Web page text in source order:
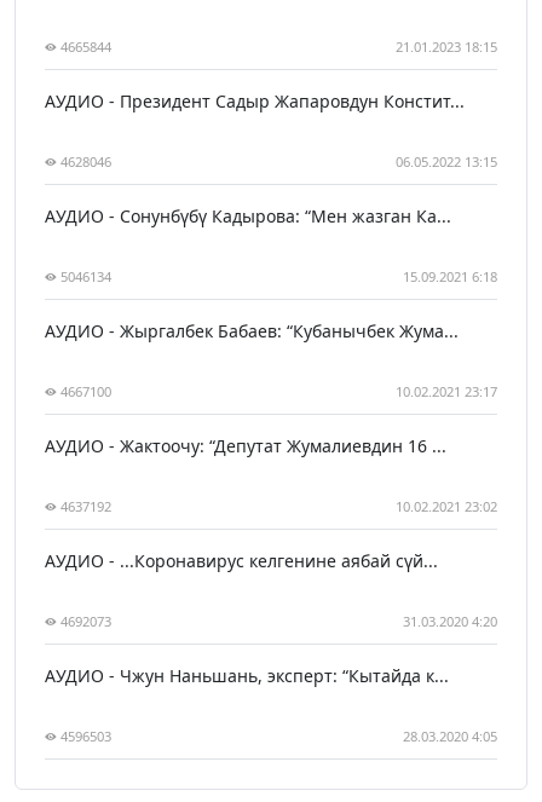
4665844 21.01.2023 18:15
АУДИО - Президент Садыр Жапаровдун Констит...
4628046 06.05.2022 13:15
АУДИО - Сонунбүбү Кадырова: “Мен жазган Ка...
5046134 15.09.2021 6:18
АУДИО - Жыргалбек Бабаев: “Кубанычбек Жума...
4667100 10.02.2021 23:17
АУДИО - Жактоочу: “Депутат Жумалиевдин 16 ...
4637192 10.02.2021 23:02
АУДИО - ...Коронавирус келгенине аябай сүй...
4692073 31.03.2020 4:20
АУДИО - Чжун Наньшань, эксперт: “Кытайда к...
4596503 28.03.2020 4:05